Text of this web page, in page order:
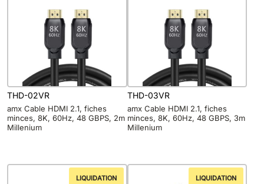
THD-02VR
amx Cable HDMI 2.1, fiches
minces, 8K, 60Hz, 48 GBPS, 2m
Millenium
THD-03VR
amx Cable HDMI 2.1, fiches
minces, 8K, 60Hz, 48 GBPS, 3m
Millenium
LIQUIDATION LIQUIDATION